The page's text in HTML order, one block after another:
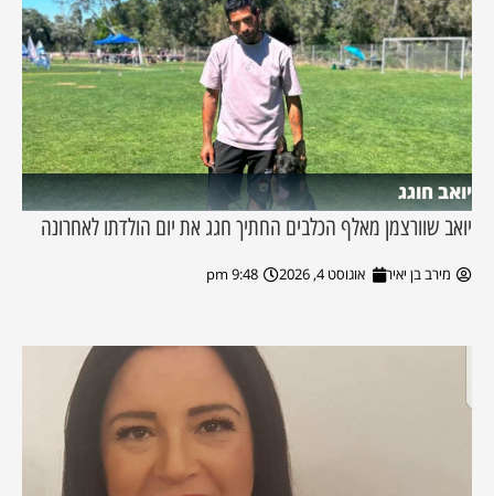
יואב חוגג
יואב שוורצמן מאלף הכלבים החתיך חגג את יום הולדתו לאחרונה
מירב בן יאיר אוגוסט 4, 2026 9:48 pm